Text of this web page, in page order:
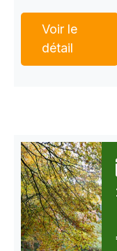
Voir le
détail